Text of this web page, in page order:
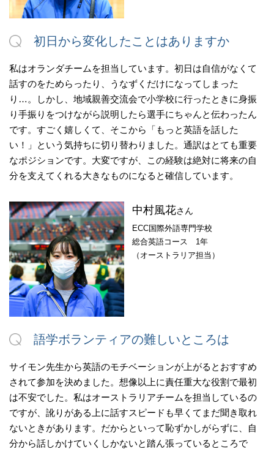
初日から変化したことはありますか
私はオランダチームを担当しています。初日は自信がなくて
話すのをためらったり、うなずくだけになってしまった
り…。しかし、地域親善交流会で小学校に行ったときに身振
り手振りをつけながら説明したら選手にちゃんと伝わったん
です。すごく嬉しくて、そこから「もっと英語を話した
い！」という気持ちに切り替わりました。通訳はとても重要
なポジションです。大変ですが、この経験は絶対に将来の自
分を支えてくれる大きなものになると確信しています。
中村風花さん
ECC国際外語専門学校
総合英語コース 1年
（オーストラリア担当）
語学ボランティアの難しいところは
サイモン先生から英語のモチベーションが上がるとおすすめ
されて参加を決めました。想像以上に責任重大な役割で最初
は不安でした。私はオーストラリアチームを担当しているの
ですが、訛りがある上に話すスピードも早くてまだ聞き取れ
ないときがあります。だからといって恥ずかしがらずに、自
分から話しかけていくしかないと踏ん張っているところで